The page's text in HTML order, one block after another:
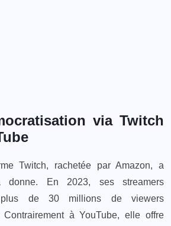
via Twitch
Twitch, rachetée par Amazon, a
donne. En 2023, ses streamers
plus de 30 millions de viewers
Contrairement à YouTube, elle offre